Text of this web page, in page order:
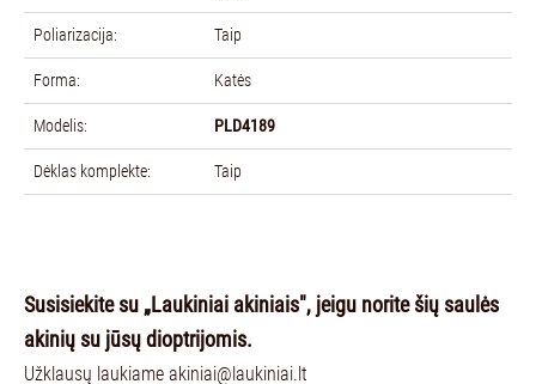
Poliarizacija: Taip
Forma: Katės
Modelis: PLD4189
Dėklas komplekte: Taip
Susisiekite su „Laukiniai akiniais", jeigu norite šių saulės
akinių su jūsų dioptrijomis.
Užklausų laukiame akiniai@laukiniai.lt